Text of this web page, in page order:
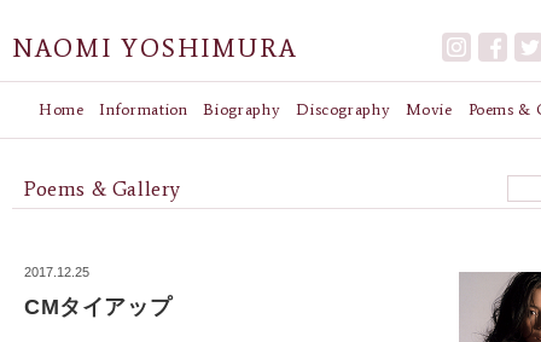
NAOMI YOSHIMURA
Home Information Biography Discography Movie Poems &
Poems & Gallery
2017.12.25
CMタイアップ